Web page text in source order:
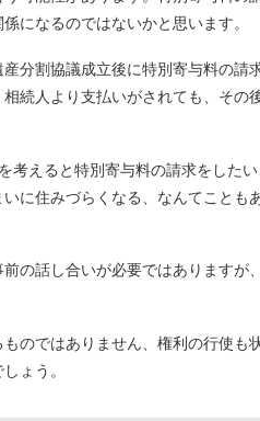
になるのではないかと思います。
分割協議成立後に特別寄与料の請
続人より支払いがされても、その
えると特別寄与料の請求をしたい
に住みづらくなる、なんてことも
の話し合いが必要ではありますが、
のではありません、権利の行使も
ょう。